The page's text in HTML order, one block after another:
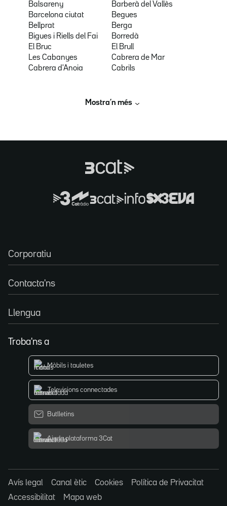
Balsareny
Barberà del Vallès
Barcelona ciutat
Begues
Bellprat
Berga
Bigues i Riells del Fai
Borredà
El Bruc
El Brull
Les Cabanyes
Cabrera de Mar
Cabrera d'Anoia
Cabrils
Mostra’n més
Corporatiu
Contacta'ns
Llengua
Troba'ns a
Mòbils i tauletes
Televisions connectades
Butlletins
Ajuda plataforma 3Cat
Avís legal Canal ètic Cookies
Política de Privacitat
Accessibilitat
Mapa web